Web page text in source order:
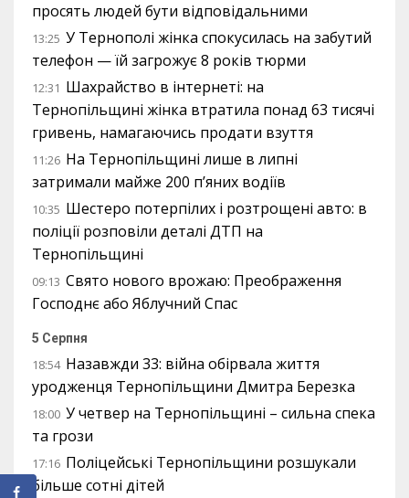
просять людей бути відповідальними
13:25 У Тернополі жінка спокусилась на забутий
телефон — їй загрожує 8 років тюрми
12:31 Шахрайство в інтернеті: на
Тернопільщині жінка втратила понад 63 тисячі
гривень, намагаючись продати взуття
11:26 На Тернопільщині лише в липні
затримали майже 200 п’яних водіїв
10:35 Шестеро потерпілих і розтрощені авто: в
поліції розповіли деталі ДТП на
Тернопільщині
09:13 Свято нового врожаю: Преображення
Господнє або Яблучний Спас
5 Серпня
18:54 Назавжди 33: війна обірвала життя
уродженця Тернопільщини Дмитра Березка
18:00 У четвер на Тернопільщині – сильна спека
та грози
17:16 Поліцейські Тернопільщини розшукали
більше сотні дітей